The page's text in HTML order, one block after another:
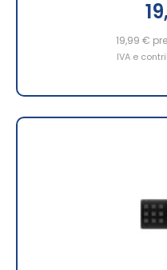
19,99 €
IVA e